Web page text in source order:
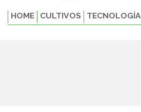
HOME CULTIVOS TECNOLOGÍA